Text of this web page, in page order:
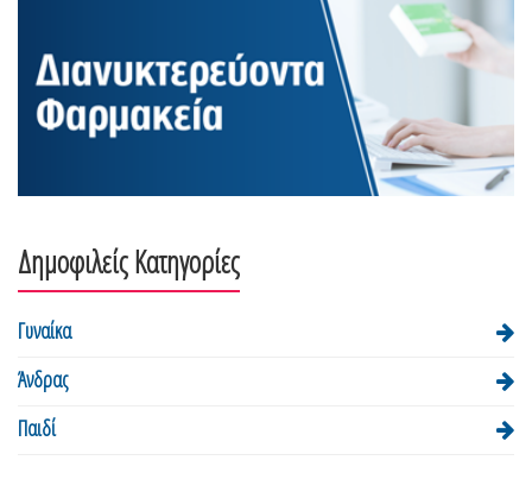
Δημοφιλείς Κατηγορίες
Γυναίκα
Άνδρας
Παιδί